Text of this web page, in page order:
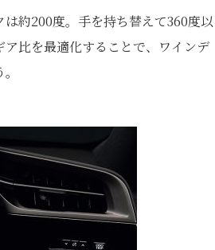
約200度。手を持ち替えて360度以
比を最適化することで、ワインデ